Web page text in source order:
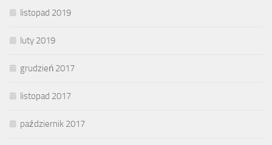
listopad 2019
luty 2019
grudzień 2017
listopad 2017
październik 2017